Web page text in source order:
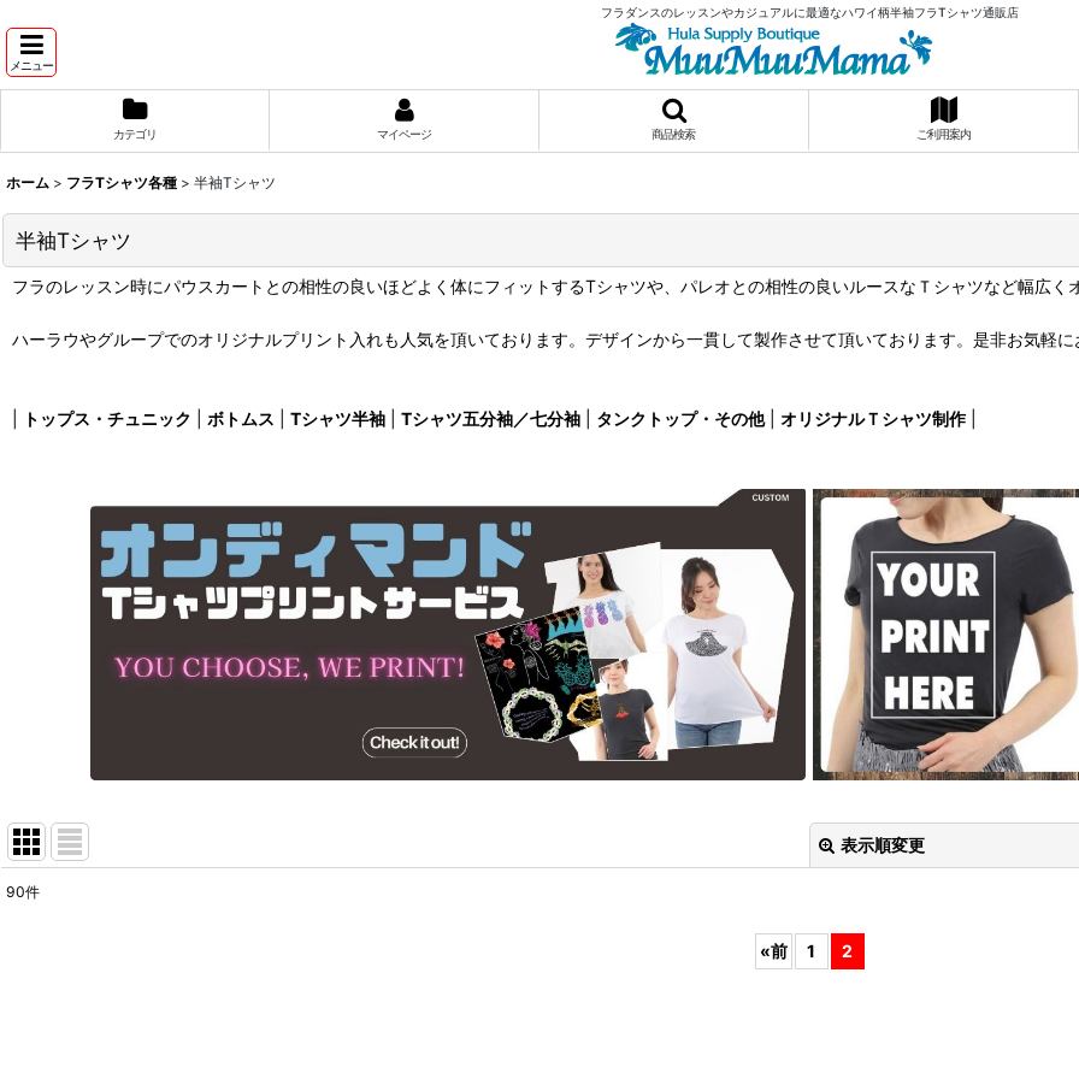
フラダンスのレッスンやカジュアルに最適なハワイ柄半袖フラTシャツ通販店
メニュー
カテゴリ マイページ 商品検索 ご利用案内
ホーム > フラTシャツ各種 > 半袖Tシャツ
半袖Tシャツ
フラのレッスン時にパウスカートとの相性の良いほどよく体にフィットするTシャツや、パレオとの相性の良いルースなＴシャツなど幅広く
ハーラウやグループでのオリジナルプリント入れも人気を頂いております。デザインから一貫して製作させて頂いております。是非お気軽
トップス・チュニック ボトムス Tシャツ半袖 Tシャツ五分袖／七分袖 タンクトップ・その他| オリジナルＴシャツ制作|
表示順変更
90件
«前 1 2